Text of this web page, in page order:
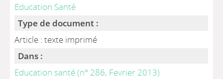
Education Santé
Type de document :
Article : texte imprimé
Dans :
Education santé (n° 286, Fevrier 2013)